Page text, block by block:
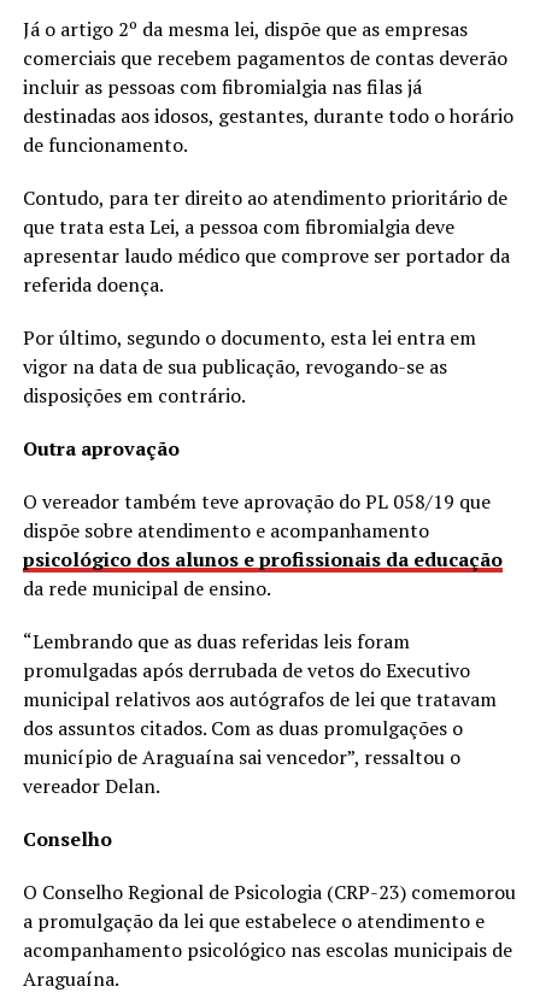
Já o artigo 2º da mesma lei, dispõe que as empresas
comerciais que recebem pagamentos de contas deverão
incluir as pessoas com fibromialgia nas filas já
destinadas aos idosos, gestantes, durante todo o horário
de funcionamento.
Contudo, para ter direito ao atendimento prioritário de
que trata esta Lei, a pessoa com fibromialgia deve
apresentar laudo médico que comprove ser portador da
referida doença.
Por último, segundo o documento, esta lei entra em
vigor na data de sua publicação, revogando-se as
disposições em contrário.
Outra aprovação
O vereador também teve aprovação do PL 058/19 que
dispõe sobre atendimento e acompanhamento
psicológico dos alunos e profissionais da educação
da rede municipal de ensino.
“Lembrando que as duas referidas leis foram
promulgadas após derrubada de vetos do Executivo
municipal relativos aos autógrafos de lei que tratavam
dos assuntos citados. Com as duas promulgações o
município de Araguaína sai vencedor”, ressaltou o
vereador Delan.
Conselho
O Conselho Regional de Psicologia (CRP-23) comemorou
a promulgação da lei que estabelece o atendimento e
acompanhamento psicológico nas escolas municipais de
Araguaína.